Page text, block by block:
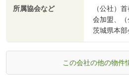
所属協会など
（公社）
会加盟、
茨城県本部
この会社の他の物件